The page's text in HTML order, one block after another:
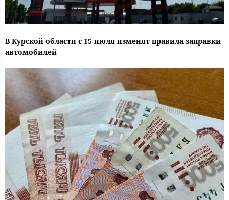
В Курской области с 15 июля изменят правила заправки
автомобилей